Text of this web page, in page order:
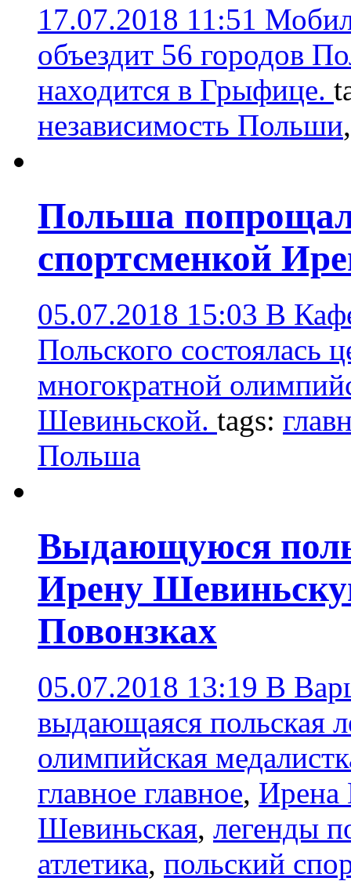
17.07.2018 11:51
объездит 56 городов
находится в Грыфице.
независимость Польши
Польша
спортсменкой
05.07.2018 15:03 В
Польского состоялась
многократной
Шевиньской. tags:
Польша
Выдающуюся
Ирену
Повонзках
05.07.2018 13:19 В
выдающаяся польская
олимпийская
главное главное,
Шевиньская, легенды
атлетика, польский